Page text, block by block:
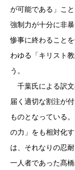
が可能である」こ
強制力が十分に非
惨事に終わること
わゆる「キリスト
う。
千葉氏による訳文
届く適切な割注が
ものとなっている
の力」をも相対化
は、それなりの忍
一人者であった髙